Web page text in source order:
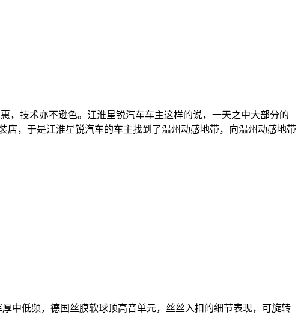
，技术亦不逊色。江淮星锐汽车车主这样的说，一天之中大部分的
，于是江淮星锐汽车的车主找到了温州动感地带，向温州动感地带
中低频，德国丝膜软球顶高音单元，丝丝入扣的细节表现，可旋转